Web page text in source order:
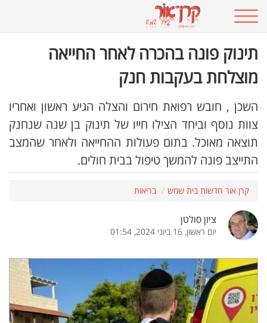
תינוק פונה בהכרה לאחר החייאה
מוצלחת בעקבות חנק
השכן , חובש רפואת חירום והצלה הגיע ראשון ואחריו
צוות נוסף וביחד הצילו חייו של תינוק בן שנה שנחנק
תוצאה מאוכל. בתום פעולות ההחייאה ולאחר שהמצב
התייצב פונה להמשך טיפול בבית חולים.
קרן אור חדשות בית שמש בריאות
ציון סולטן
יום ראשון, 16 ביוני 2024, 01:54